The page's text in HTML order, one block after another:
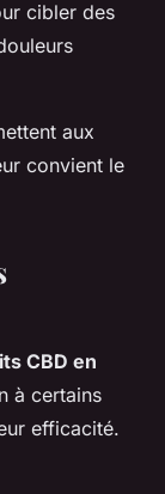
cibler des
aux
convient le
CBD en
à certains
efficacité.